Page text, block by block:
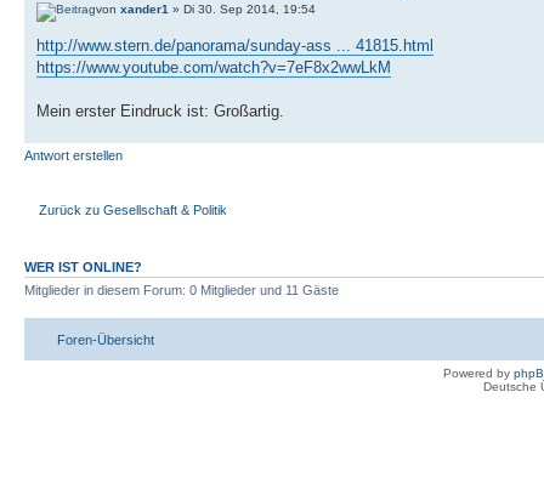
von xander1 » Di 30. Sep 2014, 19:54
http://www.stern.de/panorama/sunday-ass ... 41815.html
https://www.youtube.com/watch?v=7eF8x2wwLkM
Mein erster Eindruck ist: Großartig.
Antwort erstellen
Zurück zu Gesellschaft & Politik
WER IST ONLINE?
Mitglieder in diesem Forum: 0 Mitglieder und 11 Gäste
Foren-Übersicht
Powered by
Deutsche